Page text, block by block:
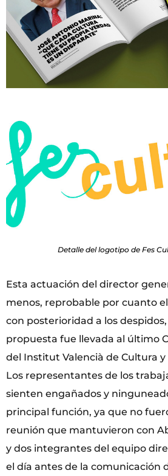
Detalle del logotipo de Fes
Esta actuación del director
menos, reprobable por cuanto
con posterioridad a los
propuesta fue llevada al último
del Institut Valencià de Cultura
Los representantes de los
sienten engañados y
principal función, ya que no
reunión que mantuvieron con
y dos integrantes del equipo
el día antes de la comunicación